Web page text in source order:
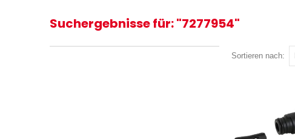
Suchergebnisse für: "7277954"
Sortieren nach